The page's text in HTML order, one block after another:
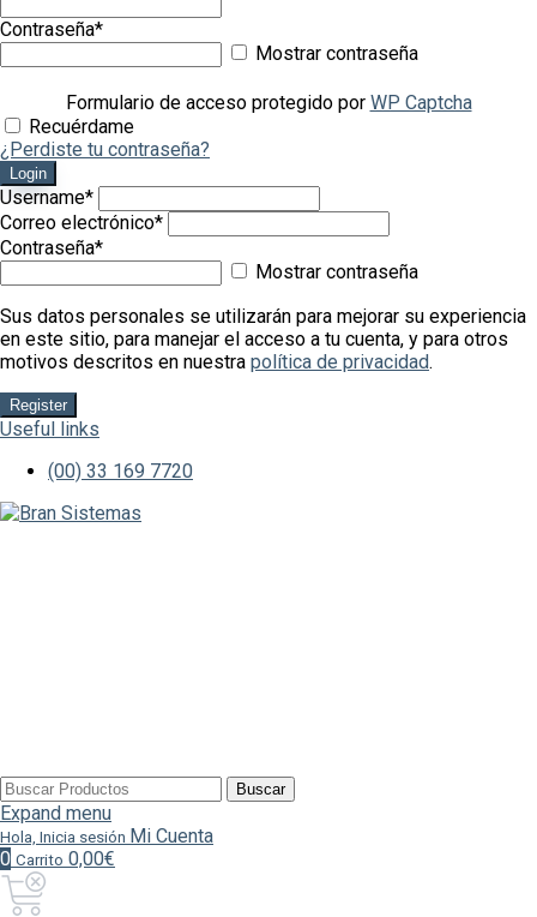
Contraseña*
Mostrar contraseña
Formulario de acceso protegido por WP Captcha
Recuérdame
¿Perdiste tu contraseña?
Login
Username*
Correo electrónico*
Contraseña*
Mostrar contraseña
Sus datos personales se utilizarán para mejorar su experiencia
en este sitio, para manejar el acceso a tu cuenta, y para otros
motivos descritos en nuestra política de privacidad.
Register
Useful links
(00) 33 169 7720
Buscar
por:
Buscar
Expand menu
Hola, Inicia sesión Mi Cuenta
0 Carrito 0,00€